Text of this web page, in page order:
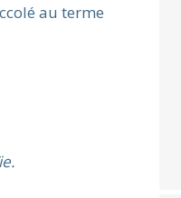
au terme